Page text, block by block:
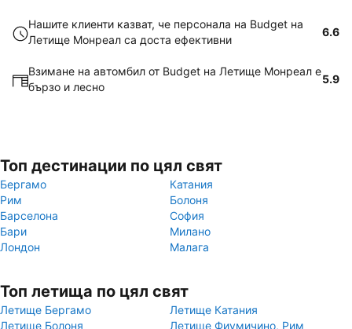
Нашите клиенти казват, че персонала на Budget на
Летище Монреал са доста ефективни
6.6
Взимане на автомбил от Budget на Летище Монреал е
бързо и лесно
5.9
Топ дестинации по цял свят
Бергамо
Катания
Рим
Болоня
Барселона
София
Бари
Милано
Лондон
Малага
Топ летища по цял свят
Летище Бергамо
Летище Катания
Летище Болоня
Летище Фиумичино, Рим